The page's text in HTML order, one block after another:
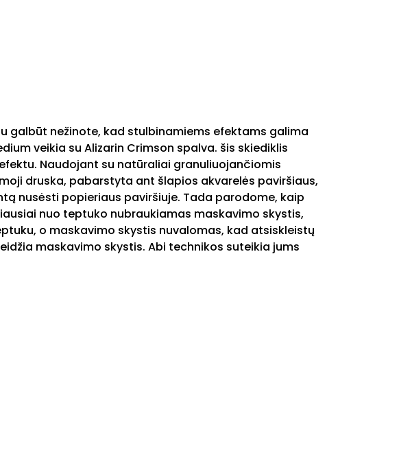
galbūt nežinote, kad stulbinamiems efektams galima
veikia su Alizarin Crimson spalva. šis skiediklis
Naudojant su natūraliai granuliuojančiomis
druska, pabarstyta ant šlapios akvarelės paviršiaus,
nusėsti popieriaus paviršiuje. Tada parodome, kaip
nuo teptuko nubraukiamas maskavimo skystis,
o maskavimo skystis nuvalomas, kad atsiskleistų
maskavimo skystis. Abi technikos suteikia jums